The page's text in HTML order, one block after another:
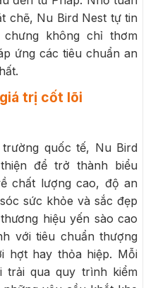
chẽ, Nu Bird Nest tự tin
không chỉ thơm
ứng các tiêu chuẩn an
trị cốt lõi
quốc tế, Nu Bird
để trở thành biểu
chất lượng cao, độ an
sức khỏe và sắc đẹp
hiệu yến sào cao
với tiêu chuẩn thượng
hợt hay thỏa hiệp. Mỗi
trải qua quy trình kiểm